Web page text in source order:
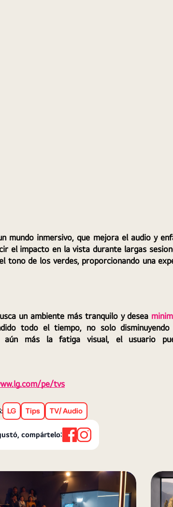
mundo inmersivo, que mejora el audio y
el impacto en la vista durante largas
de los verdes, proporcionando una
un ambiente más tranquilo y desea
todo el tiempo, no solo disminuyendo
aún más la fatiga visual, el usuario
pe/tvs
LG Tips TV/ Audio
compártelo: